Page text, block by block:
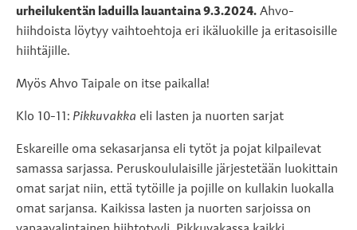
urheilukentän laduilla lauantaina 9.3.2024. Ahvo-
hiihdoista löytyy vaihtoehtoja eri ikäluokille ja eritasoisille
hiihtäjille.
Myös Ahvo Taipale on itse paikalla!
Klo 10-11: Pikkuvakka eli lasten ja nuorten sarjat
Eskareille oma sekasarjansa eli tytöt ja pojat kilpailevat
samassa sarjassa. Peruskoululaisille järjestetään luokittain
omat sarjat niin, että tytöille ja pojille on kullakin luokalla
omat sarjansa. Kaikissa lasten ja nuorten sarjoissa on